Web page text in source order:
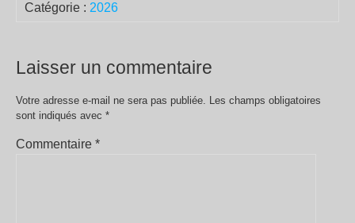
Catégorie : 2026
Laisser un commentaire
Votre adresse e-mail ne sera pas publiée. Les champs obligatoires
sont indiqués avec *
Commentaire *